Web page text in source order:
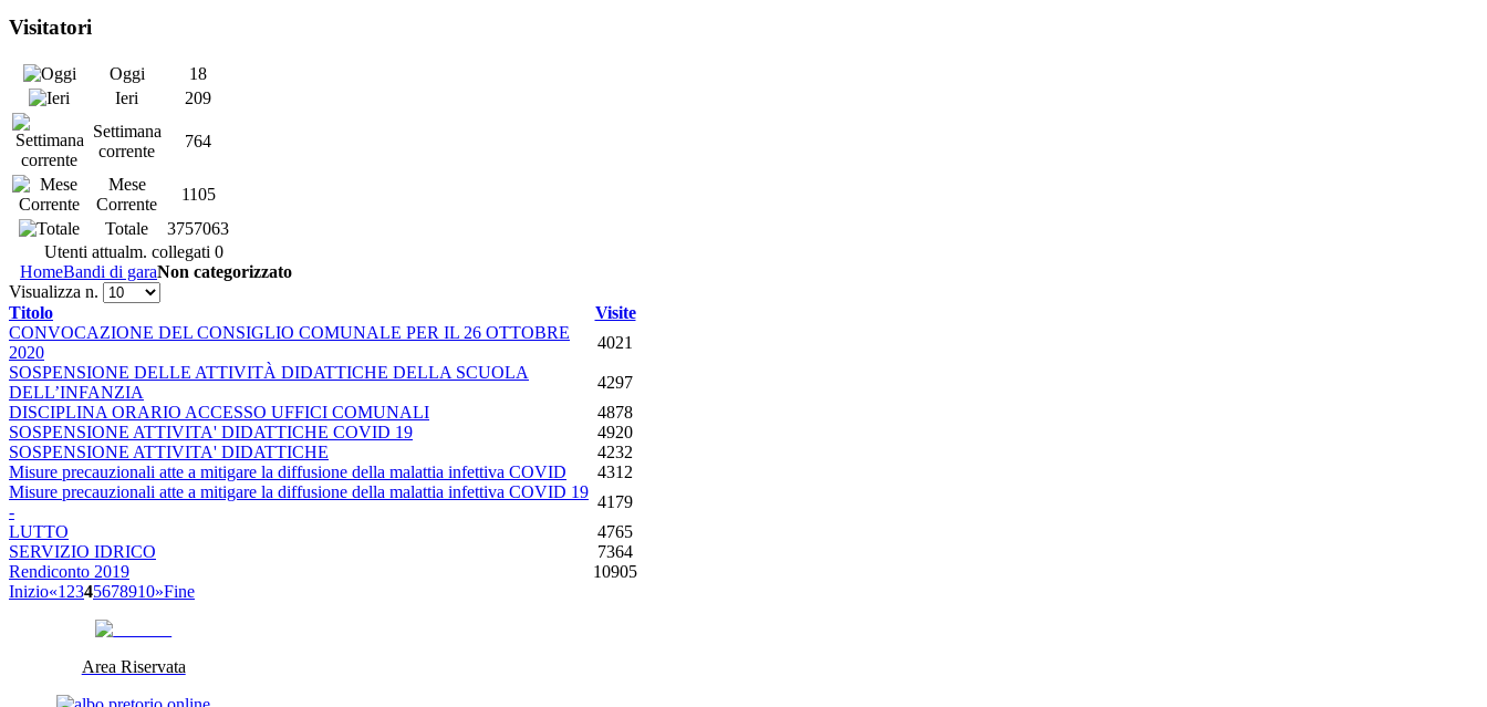
Visitatori
Oggi
18
Ieri
209
Settimana
corrente
764
Mese
Corrente
1105
Totale
3757063
Utenti attualm. collegati 0
HomeBandi di garaNon categorizzato
Visualizza n.
Titolo
Visite
CONVOCAZIONE DEL CONSIGLIO COMUNALE PER IL 26 OTTOBRE
2020
4021
SOSPENSIONE DELLE ATTIVITÀ DIDATTICHE DELLA SCUOLA
DELL’INFANZIA
4297
DISCIPLINA ORARIO ACCESSO UFFICI COMUNALI
4878
SOSPENSIONE ATTIVITA' DIDATTICHE COVID 19
4920
SOSPENSIONE ATTIVITA' DIDATTICHE
4232
Misure precauzionali atte a mitigare la diffusione della malattia infettiva COVID
4312
Misure precauzionali atte a mitigare la diffusione della malattia infettiva COVID 19
-
4179
LUTTO
4765
SERVIZIO IDRICO
7364
Rendiconto 2019
10905
Inizio«1 2345678910»Fine
Area Riservata